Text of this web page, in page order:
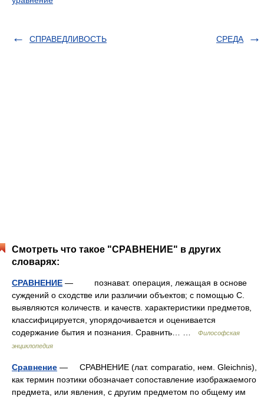
СПРАВЕДЛИВОСТЬ СРЕДА
Смотреть что такое "СРАВНЕНИЕ" в других
словарях:
СРАВНЕНИЕ — познават. операция, лежащая в основе
суждений о сходстве или различии объектов; с помощью С.
выявляются количеств. и качеств. характеристики предметов,
классифицируется, упорядочивается и оценивается
содержание бытия и познания. Сравнить… …
Философская
энциклопедия
Сравнение — СРАВНЕНИЕ (лат. comparatio, нем. Gleichnis),
как термин поэтики обозначает сопоставление изображаемого
предмета, или явления, с другим предметом по общему им